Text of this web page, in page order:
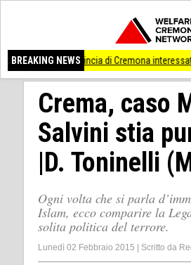
BREAKING NEWS
provincia di Cremona interessata. I
Crema, caso
Salvini stia
|D. Toninelli
Ogni volta che si parla
Islam, ecco comparire la
solita politica del terrore.
Lunedì 02 Febbraio 2015 Scritto da